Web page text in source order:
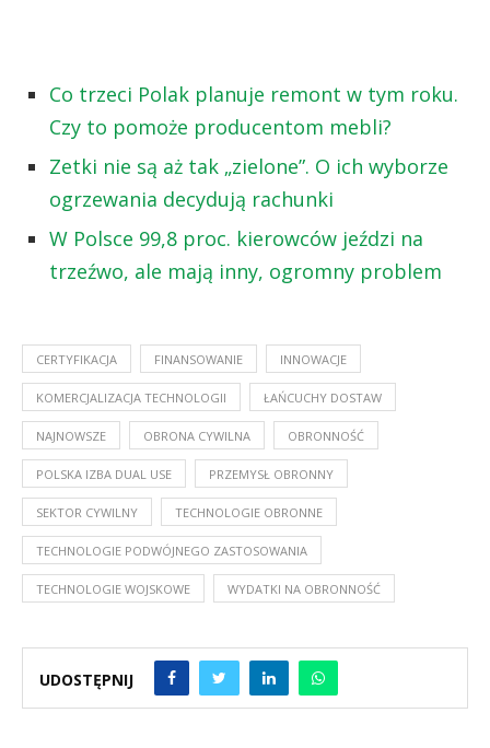
Co trzeci Polak planuje remont w tym roku.
Czy to pomoże producentom mebli?
Zetki nie są aż tak „zielone”. O ich wyborze
ogrzewania decydują rachunki
W Polsce 99,8 proc. kierowców jeździ na
trzeźwo, ale mają inny, ogromny problem
CERTYFIKACJA FINANSOWANIE INNOWACJE
KOMERCJALIZACJA TECHNOLOGII ŁAŃCUCHY DOSTAW
NAJNOWSZE OBRONA CYWILNA OBRONNOŚĆ
POLSKA IZBA DUAL USE PRZEMYSŁ OBRONNY
SEKTOR CYWILNY TECHNOLOGIE OBRONNE
TECHNOLOGIE PODWÓJNEGO ZASTOSOWANIA
TECHNOLOGIE WOJSKOWE WYDATKI NA OBRONNOŚĆ
UDOSTĘPNIJ